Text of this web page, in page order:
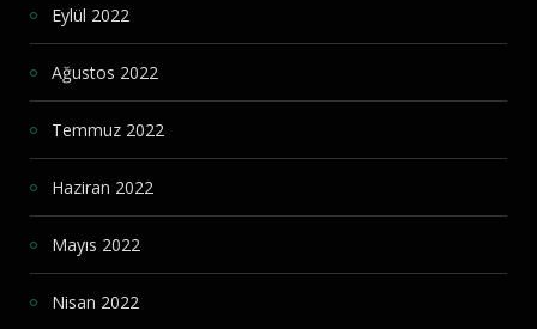
Eylül 2022
Ağustos 2022
Temmuz 2022
Haziran 2022
Mayıs 2022
Nisan 2022